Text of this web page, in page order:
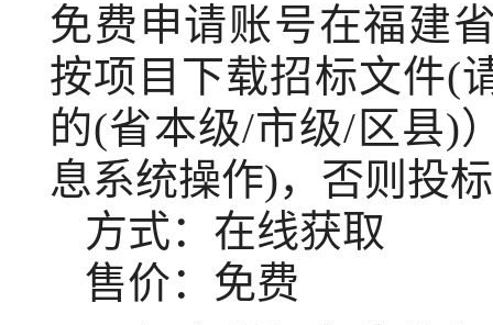
免费申请账号在福建
按项目下载招标文件(
的(省本级/市级/区县)
息系统操作)，否则投
方式： 在线获取
售价：免费